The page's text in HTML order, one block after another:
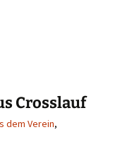
Crosslauf
dem Verein,